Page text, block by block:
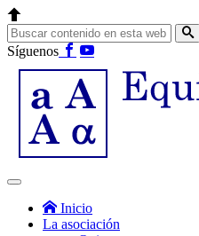
Síguenos
Inicio
La asociación